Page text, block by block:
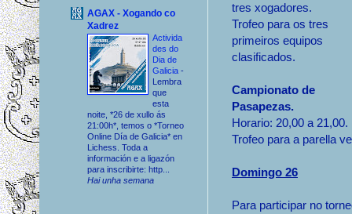
tres xogadores.
Trofeo para os tres
primeiros equipos
clasificados.
Campionato de
Pasapezas.
Horario: 20,00 a 21,00.
Trofeo para a parella
Domingo 26
Para participar no
AGAX - Xogando co
Xadrez
Activida
des do
Dia de
Galicia -
Lembra
que
esta
noite, *26 de xullo ás
21:00h*, temos o *Torneo
Online Día de Galicia* en
Lichess. Toda a
información e a ligazón
para inscribirte: http...
Hai unha semana